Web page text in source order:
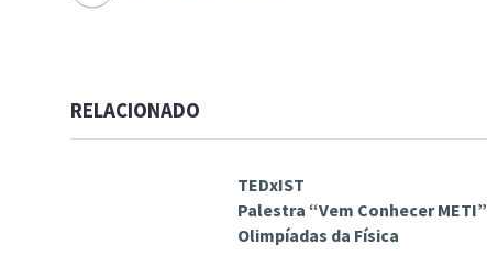
RELACIONADO
TEDxIST
Palestra “Vem Conhecer METI”
Olimpíadas da Física